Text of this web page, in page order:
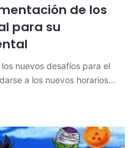
de los
para su
nuevos desafíos para el
a los nuevos horarios…